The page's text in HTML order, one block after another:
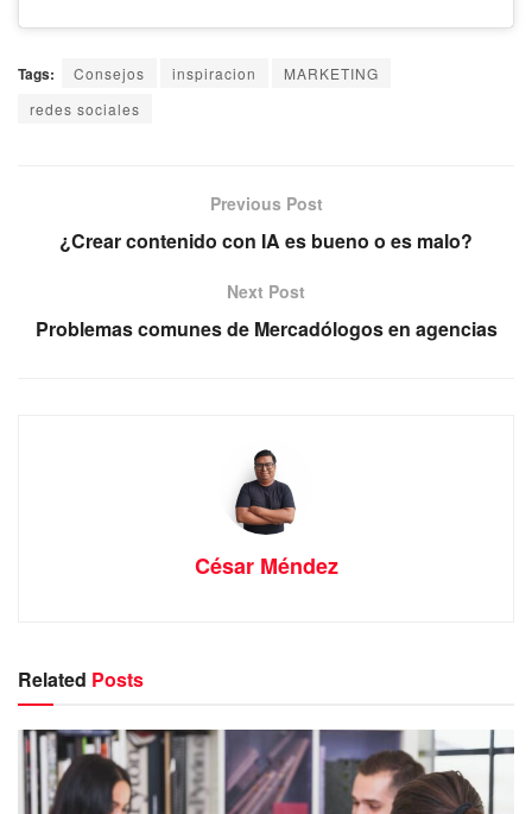
Tags: Consejos inspiracion
MARKETING
redes sociales
Previous Post
¿Crear contenido con IA es bueno o es malo?
Next Post
Problemas comunes de Mercadólogos en agencias
César Méndez
Related Posts